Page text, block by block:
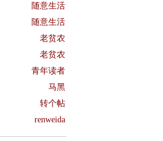
随意生活
随意生活
老贫农
老贫农
青年读者
马黑
转个帖
renweida